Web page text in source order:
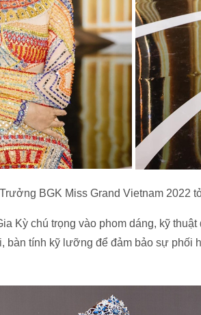
BGK Miss Grand Vietnam 2022
Kỳ chú trọng vào phom dáng, kỹ
bàn tính kỹ lưỡng để đảm bảo sự phối